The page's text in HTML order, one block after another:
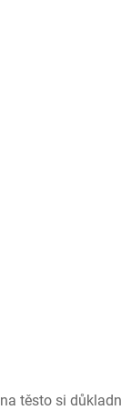
těsto si